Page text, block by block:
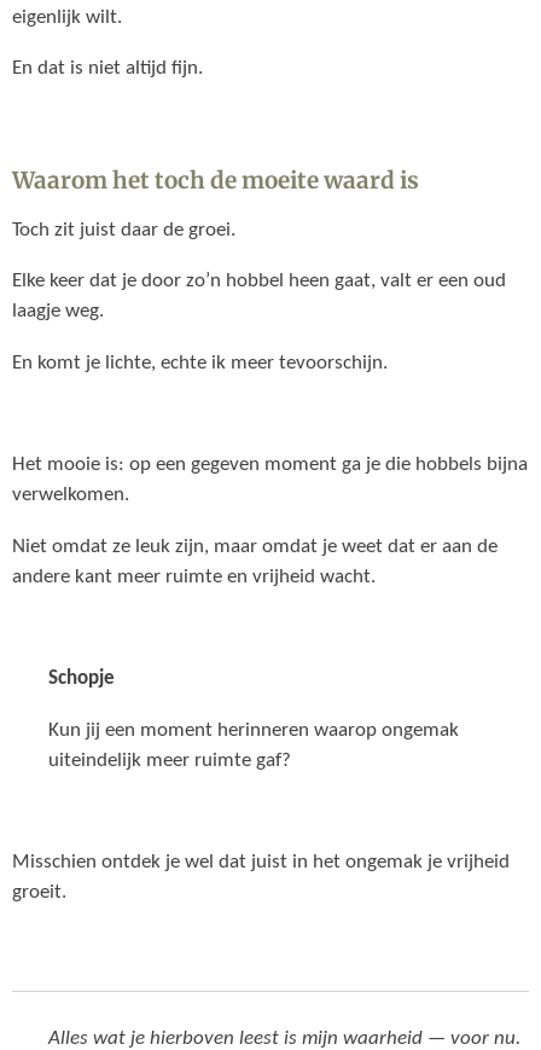
eigenlijk wilt.
En dat is niet altijd fijn.
Waarom het toch de moeite waard is
Toch zit juist daar de groei.
Elke keer dat je door zo’n hobbel heen gaat, valt er een oud
laagje weg.
En komt je lichte, echte ik meer tevoorschijn.
Het mooie is: op een gegeven moment ga je die hobbels bijna
verwelkomen.
Niet omdat ze leuk zijn, maar omdat je weet dat er aan de
andere kant meer ruimte en vrijheid wacht.
Schopje
Kun jij een moment herinneren waarop ongemak
uiteindelijk meer ruimte gaf?
Misschien ontdek je wel dat juist in het ongemak je vrijheid
groeit.
Alles wat je hierboven leest is mijn waarheid — voor nu.